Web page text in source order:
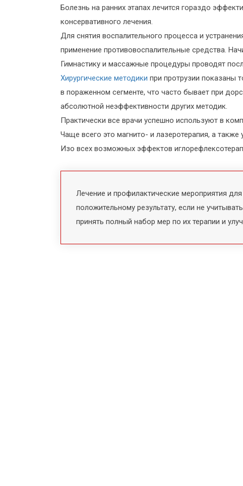
Болезнь на ранних этапах лечится гораздо
консервативного лечения.
Для снятия воспалительного процесса и
применение противовоспалительные средства.
Гимнастику и массажные процедуры проводят
Хирургические методики при протрузии показаны
в пораженном сегменте, что часто бывает при
абсолютной неэффективности других методик.
Практически все врачи успешно используют в
Чаще всего это магнито- и лазеротерапия, а также
Изо всех возможных эффектов
Лечение и профилактические мероприятия
положительному результату, если не
принять полный набор мер по их терапии и